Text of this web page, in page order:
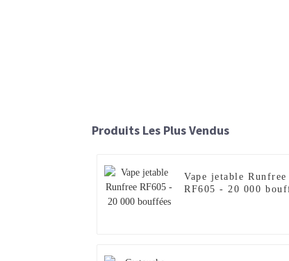
Produits Les Plus Vendus
Vape jetable Runfree
RF605 - 20 000